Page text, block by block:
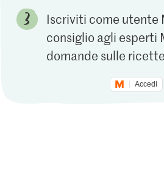
Iscriviti come utente
consiglio agli esperti
domande sulle
Accedi